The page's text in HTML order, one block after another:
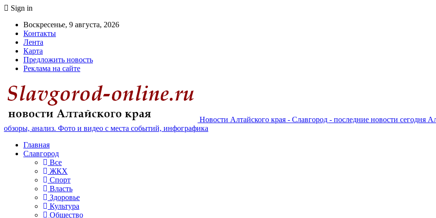
Sign in
Воскресенье, 9 августа, 2026
Контакты
Лента
Карта
Предложить новость
Реклама на сайте
Новости Алтайского края - Славгород - последние новости сегодня
обзоры, анализ. Фото и видео с места событий, инфографика
Главная
Славгород
Все
ЖКХ
Спорт
Власть
Здоровье
Культура
Общество